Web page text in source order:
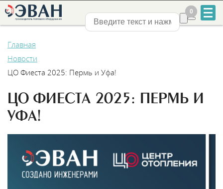
+7
831
888-
Нижний Новгород
0
0
Главная
Новости
ЦО Фиеста 2025: Пермь и Уфа!
ЦО ФИЕСТА 2025: ПЕРМЬ И
УФА!